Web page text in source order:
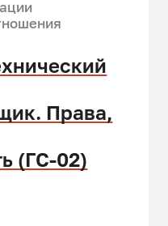
Права,
(ГС-02)